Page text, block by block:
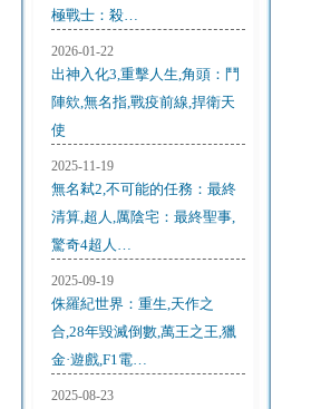
極戰士：殺…
2026-01-22
出神入化3,重擊人生,角頭：鬥
陣欸,無名指,戰疫前線,捍衛天
使
2025-11-19
無名弒2,不可能的任務：最終
清算,超人,厲陰宅：最終聖事,
驚奇4超人…
2025-09-19
侏羅紀世界：重生,天作之
合,28年毀滅倒數,萬王之王,獵
金·遊戲,F1電…
2025-08-23